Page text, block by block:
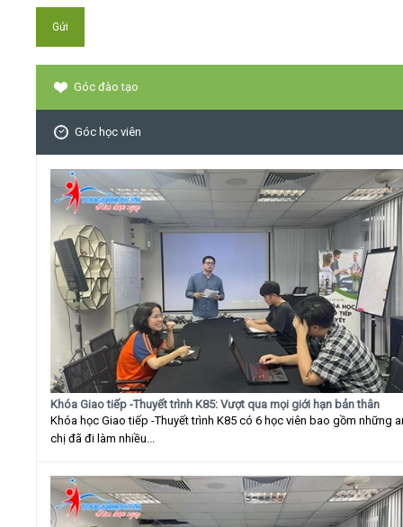
Góc đào tạo
Góc học viên
Khóa Giao tiếp -Thuyết trình K85: Vượt qua mọi giới hạn bản thân
Khóa học Giao tiếp -Thuyết trình K85 có 6 học viên bao gồm những
chị đã đi làm nhiều...